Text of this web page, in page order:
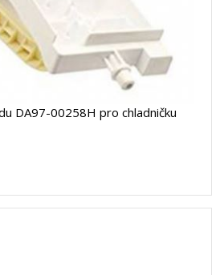
DA97-00258H pro chladničku